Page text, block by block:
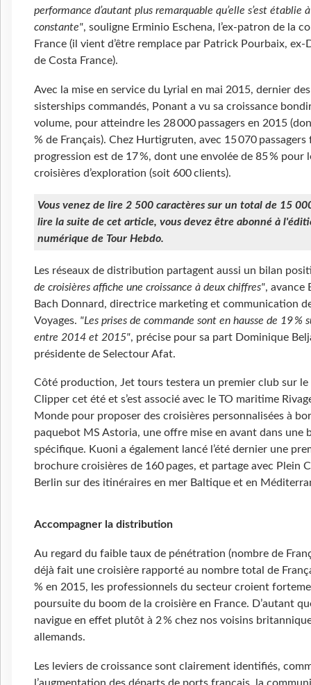
performance d’autant plus remarquable qu’elle s’est établie
constante", souligne Erminio Eschena, l’ex-patron de la
France (il vient d’être remplace par Patrick Pourbaix, ex-
de Costa France).
Avec la mise en service du Lyrial en mai 2015, dernier
sisterships commandés, Ponant a vu sa croissance
volume, pour atteindre les 28 000 passagers en 2015
% de Français). Chez Hurtigruten, avec 15 070 passagers
progression est de 17 %, dont une envolée de 85 % pour
croisières d’exploration (soit 600 clients).
Vous venez de lire 2 500 caractères sur un total de 15
lire la suite de cet article, vous devez être abonné à
numérique de Tour Hebdo.
Les réseaux de distribution partagent aussi un bilan
de croisières affiche une croissance à deux chiffres", avance
Bach Donnard, directrice marketing et communication
Voyages. "Les prises de commande sont en hausse de 19 %
entre 2014 et 2015", précise pour sa part Dominique
présidente de Selectour Afat.
Côté production, Jet tours testera un premier club sur le
Clipper cet été et s’est associé avec le TO maritime
Monde pour proposer des croisières personnalisées à
paquebot MS Astoria, une offre mise en avant dans une
spécifique. Kuoni a également lancé l’été dernier une
brochure croisières de 160 pages, et partage avec Plein
Berlin sur des itinéraires en mer Baltique et en
Accompagner la distribution
Au regard du faible taux de pénétration (nombre de
déjà fait une croisière rapporté au nombre total de
% en 2015, les professionnels du secteur croient
poursuite du boom de la croisière en France. D’autant
navigue en effet plutôt à 2 % chez nos voisins
allemands.
Les leviers de croissance sont clairement identifiés,